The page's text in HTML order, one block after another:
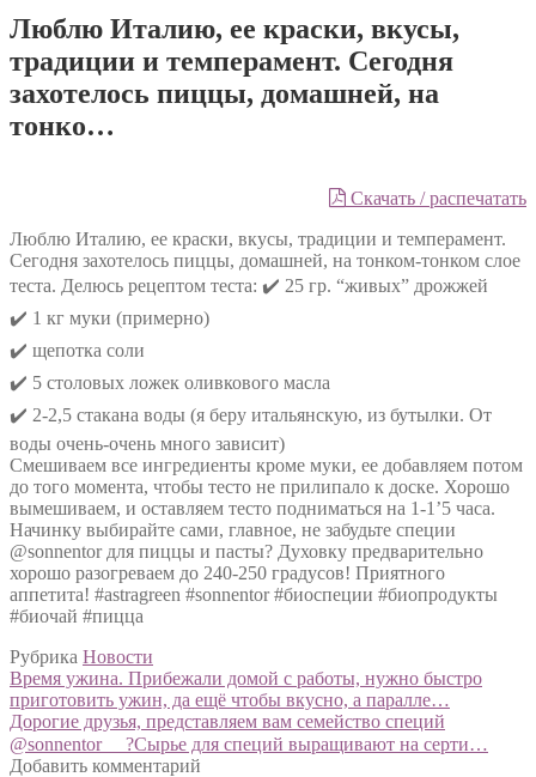
Люблю Италию, ее краски, вкусы,
традиции и темперамент. Сегодня
захотелось пиццы, домашней, на
тонко…
Скачать / распечатать
Люблю Италию, ее краски, вкусы, традиции и темперамент.
Сегодня захотелось пиццы, домашней, на тонком-тонком слое
теста. Делюсь рецептом теста: ✔️ 25 гр. “живых” дрожжей
✔️ 1 кг муки (примерно)
✔️ щепотка соли
✔️ 5 столовых ложек оливкового масла
✔️ 2-2,5 стакана воды (я беру итальянскую, из бутылки. От
воды очень-очень много зависит)
Смешиваем все ингредиенты кроме муки, ее добавляем потом
до того момента, чтобы тесто не прилипало к доске. Хорошо
вымешиваем, и оставляем тесто подниматься на 1-1’5 часа.
Начинку выбирайте сами, главное, не забудьте специи
@sonnentor для пиццы и пасты? Духовку предварительно
хорошо разогреваем до 240-250 градусов! Приятного
аппетита! #astragreen #sonnentor #биоспеции #биопродукты
#биочай #пицца
Рубрика Новости
Навигация
по
записям
Предыдущий:
Время ужина. Прибежали домой с работы, нужно быстро
приготовить ужин, да ещё чтобы вкусно, а паралле…
Следующий:
Дорогие друзья, представляем вам семейство специй
@sonnentor ⠀ ?Сырье для специй выращивают на серти…
Добавить комментарий